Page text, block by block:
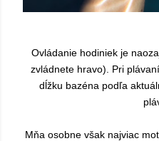
Ovládanie hodiniek je
zvládnete hravo). Pri
dĺžku bazéna podľa
Mňa osobne však najviac